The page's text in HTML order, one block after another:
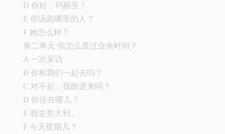
D 你好，玛丽亚！
E 你汤匙哪里的人？
F 她怎么样？
第二单元 你怎么度过业余时间？
A 一次采访
B 你和我们一起去吗？
C 对不起，我能进来吗？
D 你住在哪儿？
E 我去意大利。
F 今天星期几？